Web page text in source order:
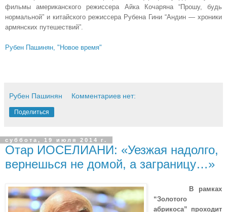
фильмы американского режиссера Айка Кочаряна “Прошу, будь
нормальной” и китайского режиссера Рубена Гини “Андин — хроники
армянских путешествий”.
Рубен Пашинян, "Новое время"
Рубен Пашинян Комментариев нет:
Поделиться
суббота, 19 июля 2014 г.
Отар ИОСЕЛИАНИ: «Уезжая надолго,
вернешься не домой, а заграницу…»
В рамках
“Золотого
абрикоса” проходит